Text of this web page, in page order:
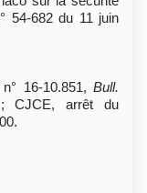
54-682 du 11 juin
16-10.851, Bull.
CJCE, arrêt du